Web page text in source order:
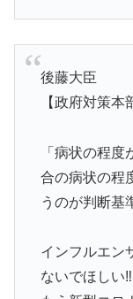
後藤大臣
【政府対策本
「病状の程
合の病状の程
うのが判断基
インフルエン
ないでほしい‼️